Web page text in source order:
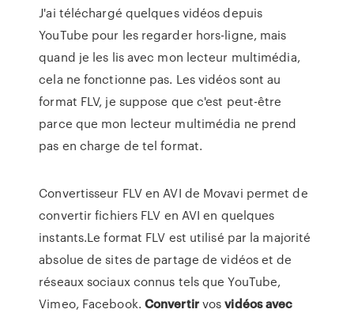
J'ai téléchargé quelques vidéos depuis
YouTube pour les regarder hors-ligne, mais
quand je les lis avec mon lecteur multimédia,
cela ne fonctionne pas. Les vidéos sont au
format FLV, je suppose que c'est peut-être
parce que mon lecteur multimédia ne prend
pas en charge de tel format.
Convertisseur FLV en AVI de Movavi permet de
convertir fichiers FLV en AVI en quelques
instants.Le format FLV est utilisé par la majorité
absolue de sites de partage de vidéos et de
réseaux sociaux connus tels que YouTube,
Vimeo, Facebook. Convertirvosvidéosavec